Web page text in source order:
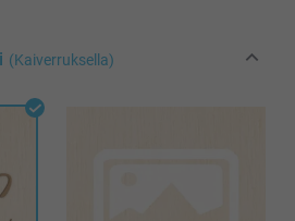
(Kaiverruksella)